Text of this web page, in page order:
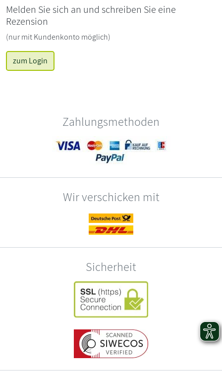
Melden Sie sich an und schreiben Sie eine
Rezension
(nur mit Kundenkonto möglich)
zum Login
Zahlungsmethoden
Wir verschicken mit
Sicherheit